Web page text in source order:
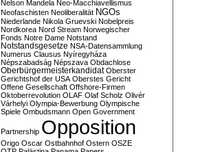
Nelson Mandela Neo-Macchiavellismus
Neofaschisten Neoliberalität NGOs
Niederlande Nikola Gruevski Nobelpreis
Nordkorea Nord Stream Norwegischer
Fonds Notre Dame Notstand
Notstandsgesetze NSA-Datensammlung
Numerus Clausus Nyíregyháza
Népszabadság Népszava Obdachlose
Oberbürgermeisterkandidat Oberster
Gerichtshof der USA Oberstes Gericht
Offene Gesellschaft Offshore-Firmen
Oktoberrevolution OLAF Olaf Scholz Olivér
Várhelyi Olympia-Bewerbung Olympische
Spiele Ombudsmann Open Government
Partnership Opposition
Origo Oscar Ostbahnhof Ostern OSZE